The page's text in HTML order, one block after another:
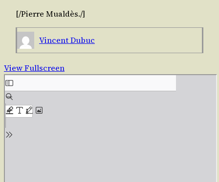
[/​Pierre Mual­dès./​]
Vincent Dubuc
View Fullscreen